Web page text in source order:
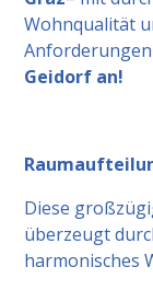
Wohnqualität
Geidorf an!
Diese
überzeugt
harmonisches